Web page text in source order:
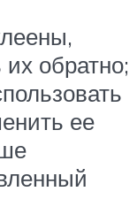
обратно;
ее